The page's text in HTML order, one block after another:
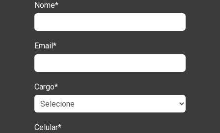
Nome*
Email*
Cargo*
Celular*